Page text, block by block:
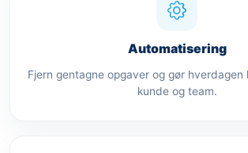
Automatisering
Fjern gentagne opgaver og gør
kunde og team.